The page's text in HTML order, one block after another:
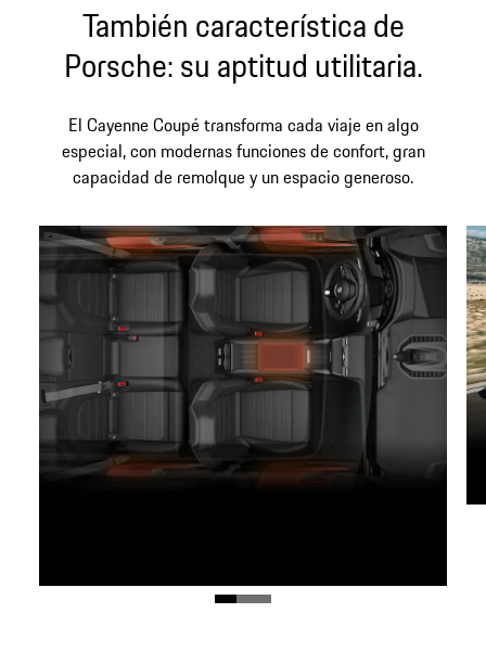
También característica de
Porsche: su aptitud utilitaria.
El Cayenne Coupé transforma cada viaje en algo
especial, con modernas funciones de confort, gran
capacidad de remolque y un espacio generoso.